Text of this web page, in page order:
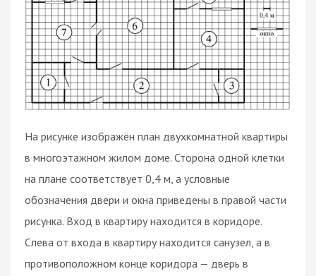
На рисунке изображён план двухкомнатной квартиры
в многоэтажном жилом доме. Сторона одной клетки
на плане соответствует 0,4 м, а условные
обозначения двери и окна приведены в правой части
рисунка. Вход в квартиру находится в коридоре.
Слева от входа в квартиру находится санузел, а в
противоположном конце коридора — дверь в